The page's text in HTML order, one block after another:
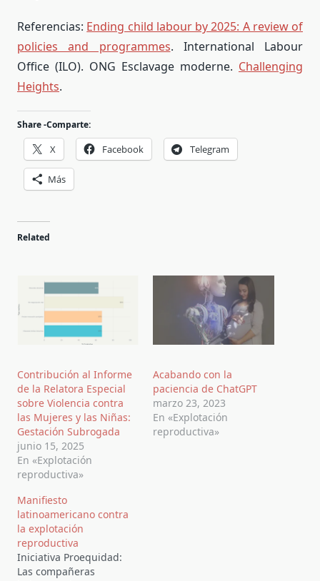
Referencias: Ending child labour by 2025: A review of
policies and programmes. International Labour
Office (ILO). ONG Esclavage moderne. Challenging
Heights.
Share -Comparte:
X Facebook Telegram
Más
Related
Contribución al Informe
de la Relatora Especial
sobre Violencia contra
las Mujeres y las Niñas:
Gestación Subrogada
junio 15, 2025
En «Explotación
reproductiva»
Acabando con la
paciencia de ChatGPT
marzo 23, 2023
En «Explotación
reproductiva»
Manifiesto
latinoamericano contra
la explotación
reproductiva
Iniciativa Proequidad:
Las compañeras